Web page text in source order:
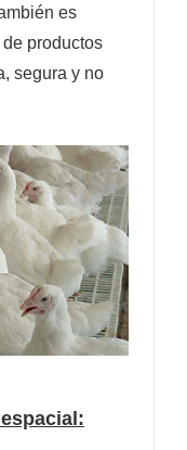
es
productos
segura y no